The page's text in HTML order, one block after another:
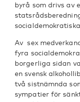
byrå som drivs av
Av sex
fyra
borgerliga sidan
en svensk
två sistnämnda
sympatier för